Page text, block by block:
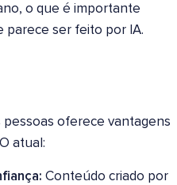
o que é importante
ser feito por IA.
oferece vantagens
atual:
Conteúdo criado por